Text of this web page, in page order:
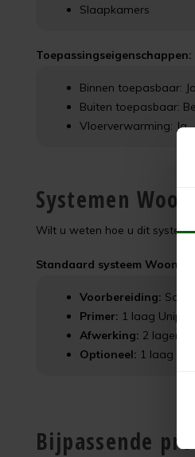
Slaapkamers
Toepassingseigenschappen:
Binnen toepasbaar: Ja
Buiten toepasbaar:
Vloerverwarming: Ja
Systemen
Wilt u weten hoe u dit
Standaard systeem
Voorbereiding:
Primer: 1 laag
Afwerking: 2 lagen
Optioneel: 1 laag
Bijpassende